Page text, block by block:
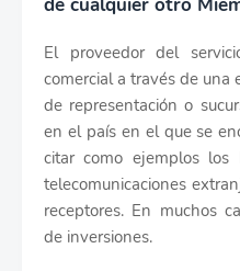
de cualquier otro
El proveedor del
comercial a través de una
de representación o
en el país en el que se
citar como ejemplos los
telecomunicaciones
receptores. En muchos
de inversiones.